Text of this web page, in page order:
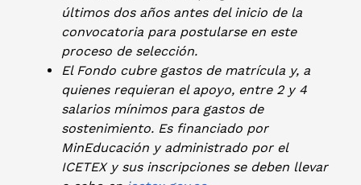
últimos dos años antes del inicio de la
convocatoria para postularse en este
proceso de selección.
El Fondo cubre gastos de matrícula y, a
quienes requieran el apoyo, entre 2 y 4
salarios mínimos para gastos de
sostenimiento. Es financiado por
MinEducación y administrado por el
ICETEX y sus inscripciones se deben llevar